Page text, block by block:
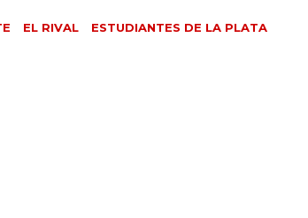
EL RIVAL
ESTUDIANTES DE LA PLATA